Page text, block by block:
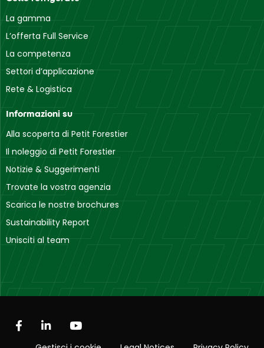
La gamma
L’offerta Full Service
La competenza
Settori d’applicazione
Rete & Logistica
Informazioni su
Alla scoperta di Petit Forestier
Il noleggio di Petit Forestier
Notizie & Suggerimenti
Trovate la vostra agenzia
Scarica le nostre brochures
Sustainability Report
Unisciti al team